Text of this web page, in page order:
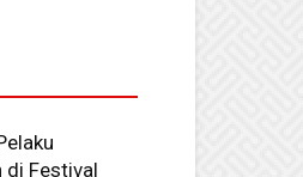
di Festival